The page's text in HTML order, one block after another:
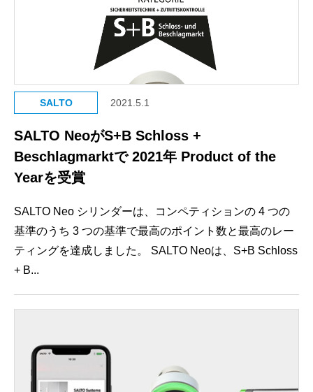
SALTO 2021.5.1
SALTO NeoがS+B Schloss +
Beschlagmarktで 2021年 Product of the
Yearを受賞
SALTO Neo シリンダーは、コンペティションの 4 つの
基準のうち 3 つの基準で最高のポイント数と最高のレー
ティングを達成しました。 SALTO Neoは、S+B Schloss
+ B...